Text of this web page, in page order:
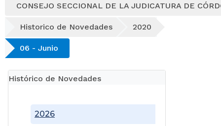
CONSEJO SECCIONAL DE LA JUDICATURA DE
Historico de Novedades 2020
06 - Junio
Histórico de Novedades
2026